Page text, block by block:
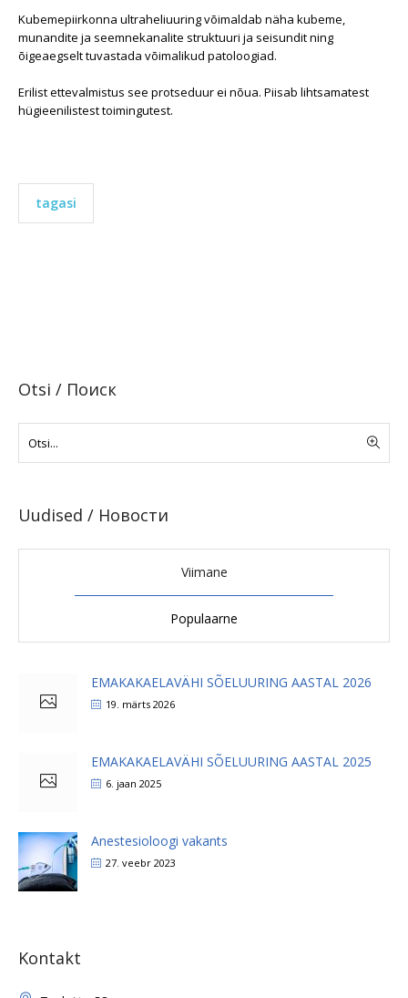
Kubemepiirkonna ultraheliuuring võimaldab näha kubeme,
munandite ja seemnekanalite struktuuri ja seisundit ning
õigeaegselt tuvastada võimalikud patoloogiad.
Erilist ettevalmistus see protseduur ei nõua. Piisab lihtsamatest
hügieenilistest toimingutest.
tagasi
Otsi / Поиск
Uudised / Новости
Viimane
Populaarne
EMAKAKAELAVÄHI SÕELUURING AASTAL 2026
19. märts 2026
EMAKAKAELAVÄHI SÕELUURING AASTAL 2025
6. jaan 2025
Anestesioloogi vakants
27. veebr 2023
Kontakt